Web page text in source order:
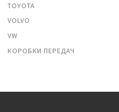
TOYOTA
VOLVO
VW
КОРОБКИ ПЕРЕДАЧ